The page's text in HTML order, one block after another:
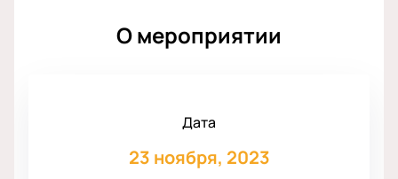
О мероприятии
Дата
23 ноября, 2023